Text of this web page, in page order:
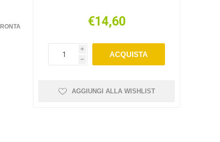
€14,60
i
h
ACQUISTA
AGGIUNGI ALLA WISHLIST